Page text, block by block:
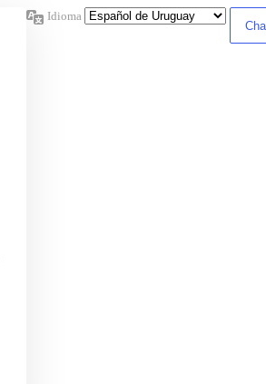
Idioma